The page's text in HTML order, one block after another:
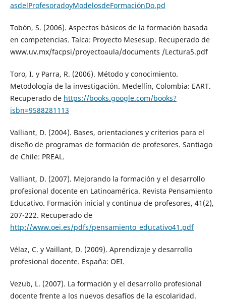
asdelProfesoradoyModelosdeFormaciónDo.pd
Tobón, S. (2006). Aspectos básicos de la formación basada
en competencias. Talca: Proyecto Mesesup. Recuperado de
www.uv.mx/facpsi/proyectoaula/documents /Lectura5.pdf
Toro, I. y Parra, R. (2006). Método y conocimiento.
Metodología de la investigación. Medellín, Colombia: EART.
Recuperado de https://books.google.com/books?
isbn=9588281113
Valliant, D. (2004). Bases, orientaciones y criterios para el
diseño de programas de formación de profesores. Santiago
de Chile: PREAL.
Valliant, D. (2007). Mejorando la formación y el desarrollo
profesional docente en Latinoamérica. Revista Pensamiento
Educativo. Formación inicial y continua de profesores, 41(2),
207-222. Recuperado de
http://www.oei.es/pdfs/pensamiento_educativo41.pdf
Vélaz, C. y Vaillant, D. (2009). Aprendizaje y desarrollo
profesional docente. España: OEI.
Vezub, L. (2007). La formación y el desarrollo profesional
docente frente a los nuevos desafíos de la escolaridad.